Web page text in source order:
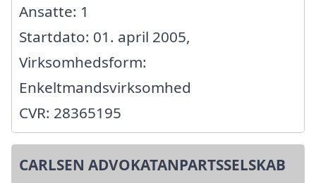
Ansatte: 1
Startdato: 01. april 2005,
Virksomhedsform:
Enkeltmandsvirksomhed
CVR: 28365195
CARLSEN ADVOKATANPARTSSELSKAB